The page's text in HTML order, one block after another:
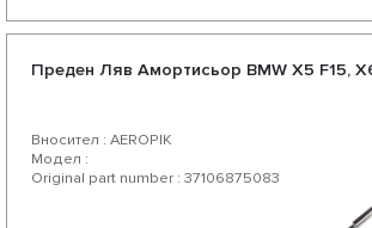
Преден Ляв Амортисьор BMW X5 F15,
Вносител : AEROPIK
Модел :
Original part number : 37106875083